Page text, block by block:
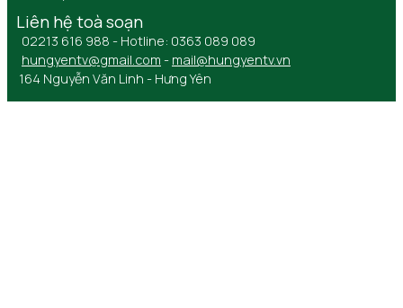
Liên hệ toà soạn
02213 616 988 - Hotline: 0363 089 089
hungyentv@gmail.com - mail@hungyentv.vn
164 Nguyễn Văn Linh - Hưng Yên